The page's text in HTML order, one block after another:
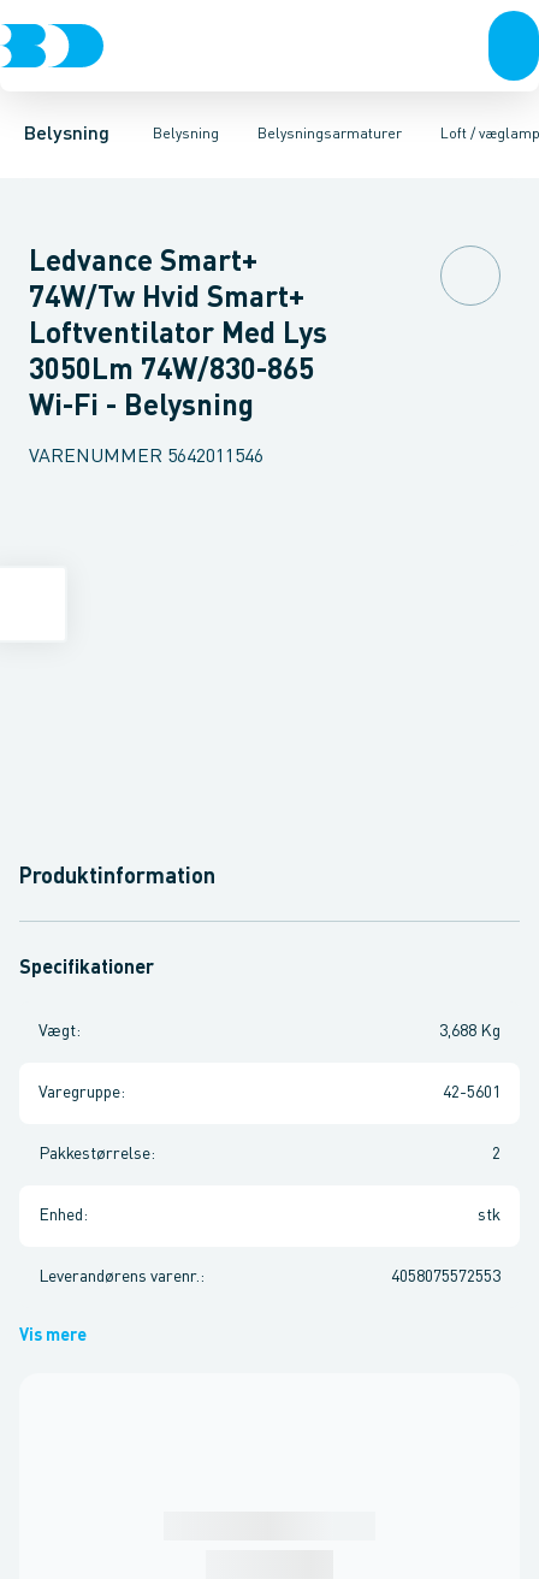
Belysning Belysning
Belysning Belysningsarmaturer
LyskilderBelysningsarmaturerLysstyringTilbehør tilLoft /
PendlerIndustriarmatur og halbelysningArmaturer for vej og
Ledvance Smart+
74W/Tw Hvid Smart+
Loftventilator Med Lys
3050Lm 74W/830-865
Wi-Fi - Belysning
VARENUMMER 5642011546
Produktinformation
Specifikationer
Vægt: 3,688 Kg
Varegruppe: 42-5601
Pakkestørrelse: 2
Enhed : stk
Leverandørens varenr. : 4058075572553
Vis mere